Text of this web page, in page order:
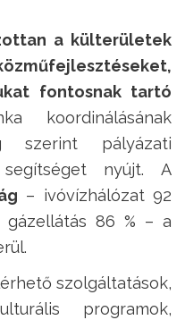
a külterületek
,
fontosnak tartó
koordinálásának
szerint pályázati
nyújt. A
– ivóvízhálózat 92
gázellátás 86 % – a
szolgáltatások,
programok,